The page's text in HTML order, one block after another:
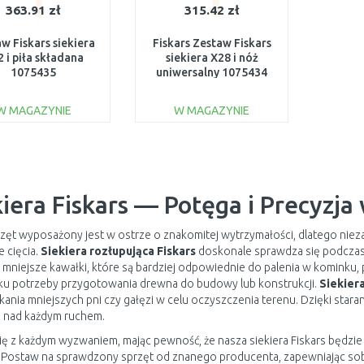
363.91 zł
Fiskars siekiera
i piła składana
1075435
MAGAZYNIE
315.42 zł
Fiskars Zestaw Fiskars
siekiera X28 i nóż
uniwersalny 1075434
W MAGAZYNIE
Fiskars — Potęga i Precyzja
wyposażony jest w ostrze o znakomitej wytrzymałości, dlatego
cięcia. Siekiera rozłupująca Fiskarsdoskonale sprawdza się
mniejsze kawałki, które są bardziej odpowiednie do palenia w
potrzeby przygotowania drewna do budowy lub konstrukcji.
mniejszych pni czy gałęzi w celu oczyszczenia terenu. Dzięki
każdym ruchem.
z każdym wyzwaniem, mając pewność, że nasza siekiera Fiskars
na sprawdzony sprzęt od znanego producenta, zapewniając